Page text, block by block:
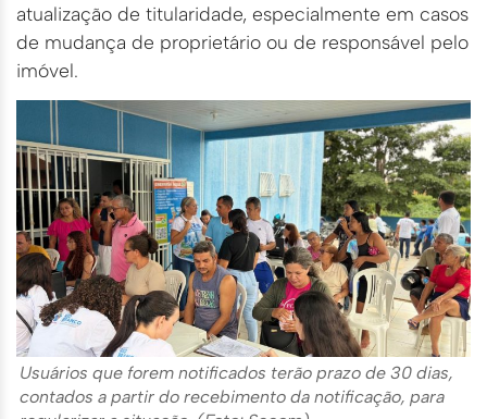
atualização de titularidade, especialmente em casos
de mudança de proprietário ou de responsável pelo
imóvel.
Usuários que forem notificados terão prazo de 30 dias,
contados a partir do recebimento da notificação, para